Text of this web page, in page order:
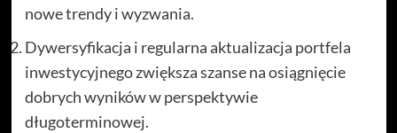
nowe trendy i wyzwania.
Dywersyfikacja i regularna aktualizacja portfela
inwestycyjnego zwiększa szanse na osiągnięcie
dobrych wyników w perspektywie
długoterminowej.